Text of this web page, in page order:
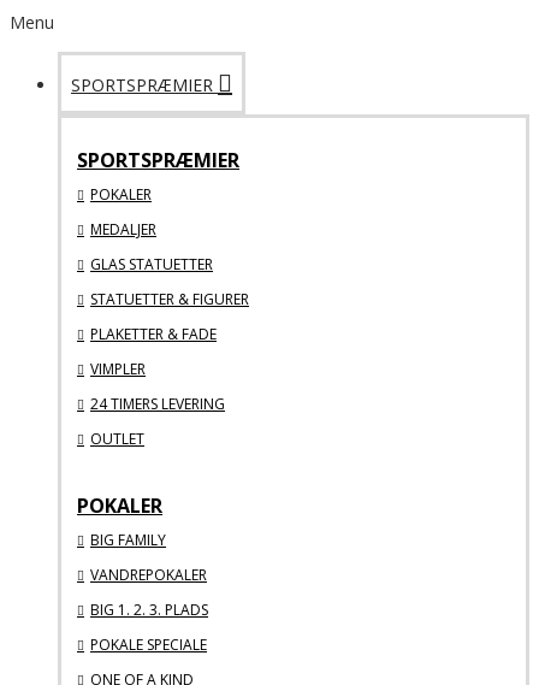
Menu
SPORTSPRÆMIER
SPORTSPRÆMIER
POKALER
MEDALJER
GLAS STATUETTER
STATUETTER & FIGURER
PLAKETTER & FADE
VIMPLER
24 TIMERS LEVERING
OUTLET
POKALER
BIG FAMILY
VANDREPOKALER
BIG 1. 2. 3. PLADS
POKALE SPECIALE
ONE OF A KIND